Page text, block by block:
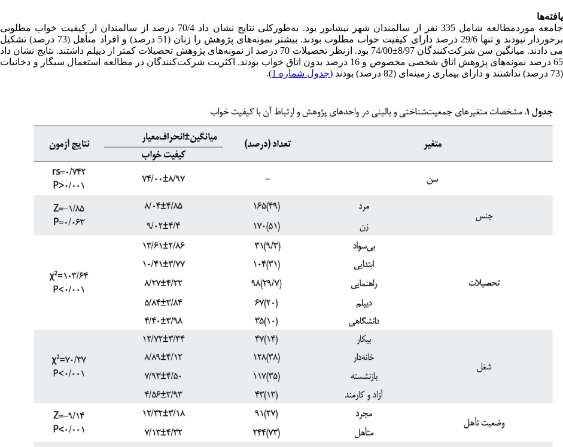
یافته‌ها
جامعه مورد‌مطالعه شامل 335 نفر از سالمندان شهر نیشابور بود. به‌طورکلی نتایج نشان داد 70/4 درصد از سالمندان از کیفیت خواب مطلوبی
برخوردار نبودند و تنها 29/6 درصد دارای کیفیت خواب مطلوب بودند. بیشتر نمونه‌های پژوهش را زنان (51 درصد) و افراد متأهل (73 درصد) تشکیل
می دادند. میانگین سن شرکت‌کنندگان 8/97±74/00 بود. ازنظر تحصیلات 70 درصد از نمونه‌های پژوهش تحصیلات کمتر از دیپلم داشتند. نتایج نشان داد
65 درصد نمونه‌های پژوهش اتاق شخصی مخصوص و 16 درصد بدون اتاق خواب بودند. اکثریت شرکت‌کنندگان در مطالعه استعمال سیگار و دخانیات
(73 درصد) نداشتند و دارای بیماری زمینه‌ای (82 درصد) بودند (
جدول شماره 1 ).